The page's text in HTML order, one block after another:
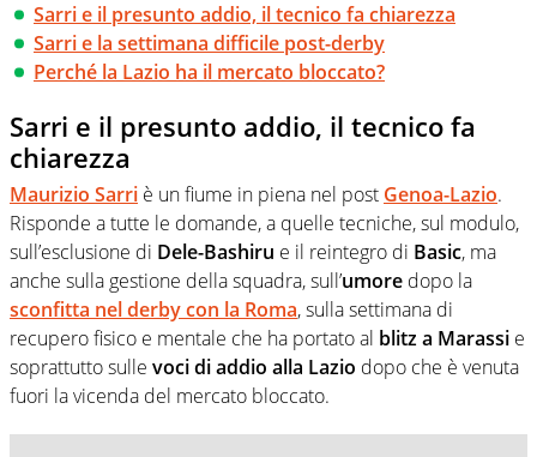
Sarri e il presunto addio, il tecnico fa chiarezza
Sarri e la settimana difficile post-derby
Perché la Lazio ha il mercato bloccato?
Sarri e il presunto addio, il tecnico fa
chiarezza
Maurizio Sarri è un fiume in piena nel post Genoa-Lazio.
Risponde a tutte le domande, a quelle tecniche, sul modulo,
sull’esclusione di Dele-Bashiru e il reintegro di Basic, ma
anche sulla gestione della squadra, sull’umore dopo la
sconfitta nel derby con la Roma, sulla settimana di
recupero fisico e mentale che ha portato al blitz a Marassi e
soprattutto sulle voci di addio alla Lazio dopo che è venuta
fuori la vicenda del mercato bloccato.